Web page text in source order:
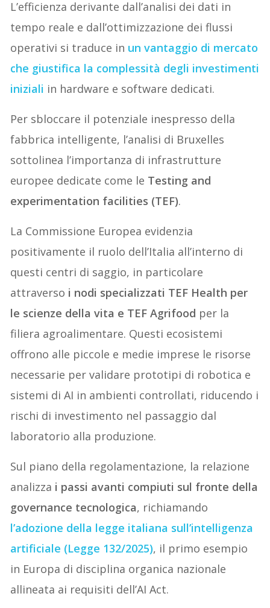
L’efficienza derivante dall’analisi dei dati in
tempo reale e dall’ottimizzazione dei flussi
operativi si traduce in un vantaggio di mercato
che giustifica la complessità degli investimenti
iniziali in hardware e software dedicati.
Per sbloccare il potenziale inespresso della
fabbrica intelligente, l’analisi di Bruxelles
sottolinea l’importanza di infrastrutture
europee dedicate come le Testing and
experimentation facilities (TEF).
La Commissione Europea evidenzia
positivamente il ruolo dell’Italia all’interno di
questi centri di saggio, in particolare
attraverso i nodi specializzati TEF Health per
le scienze della vita e TEF Agrifood per la
filiera agroalimentare. Questi ecosistemi
offrono alle piccole e medie imprese le risorse
necessarie per validare prototipi di robotica e
sistemi di AI in ambienti controllati, riducendo i
rischi di investimento nel passaggio dal
laboratorio alla produzione.
Sul piano della regolamentazione, la relazione
analizza i passi avanti compiuti sul fronte della
governance tecnologica, richiamando
l’adozione della legge italiana sull’intelligenza
artificiale (Legge 132/2025), il primo esempio
in Europa di disciplina organica nazionale
allineata ai requisiti dell’AI Act.